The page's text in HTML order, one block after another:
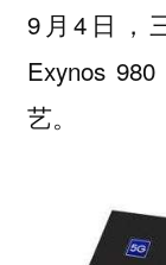
9月4日，
Exynos
艺。